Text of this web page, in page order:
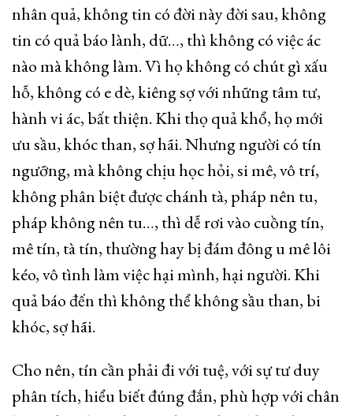
nhân quả, không tin có đời này đời sau, không
tin có quả báo lành, dữ…, thì không có việc ác
nào mà không làm. Vì họ không có chút gì xấu
hỗ, không có e dè, kiêng sợ với những tâm tư,
hành vi ác, bất thiện. Khi thọ quả khổ, họ mới
ưu sầu, khóc than, sợ hãi. Nhưng người có tín
ngưỡng, mà không chịu học hỏi, si mê, vô trí,
không phân biệt được chánh tà, pháp nên tu,
pháp không nên tu…, thì dễ rơi vào cuồng tín,
mê tín, tà tín, thường hay bị đám đông u mê lôi
kéo, vô tình làm việc hại mình, hại người. Khi
quả báo đến thì không thể không sầu than, bi
khóc, sợ hãi.
Cho nên, tín cần phải đi với tuệ, với sự tư duy
phân tích, hiểu biết đúng đắn, phù hợp với chân